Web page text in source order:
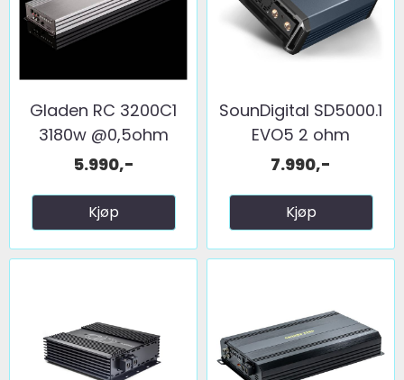
Gladen RC 3200C1
3180w @0,5ohm
5.990,-
Kjøp
SounDigital SD5000.1
EVO5 2 ohm
7.990,-
Kjøp